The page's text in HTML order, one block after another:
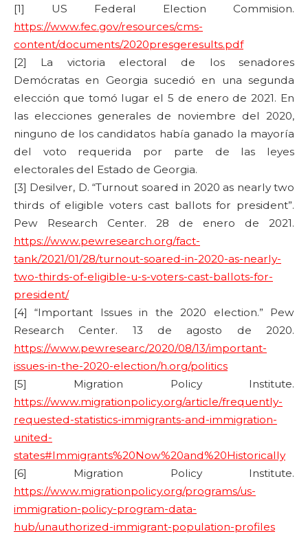
[1] US Federal Election Commision.
https://www.fec.gov/resources/cms-
content/documents/2020presgeresults.pdf
[2] La victoria electoral de los senadores
Demócratas en Georgia sucedió en una segunda
elección que tomó lugar el 5 de enero de 2021. En
las elecciones generales de noviembre del 2020,
ninguno de los candidatos había ganado la mayoría
del voto requerida por parte de las leyes
electorales del Estado de Georgia.
[3] Desilver, D. “Turnout soared in 2020 as nearly two
thirds of eligible voters cast ballots for president”.
Pew Research Center. 28 de enero de 2021.
https://www.pewresearch.org/fact-
tank/2021/01/28/turnout-soared-in-2020-as-nearly-
two-thirds-of-eligible-u-s-voters-cast-ballots-for-
president/
[4] “Important Issues in the 2020 election.” Pew
Research Center. 13 de agosto de 2020.
https://www.pewresearc/2020/08/13/important-
issues-in-the-2020-election/h.org/politics
[5] Migration Policy Institute.
https://www.migrationpolicy.org/article/frequently-
requested-statistics-immigrants-and-immigration-
united-
states#Immigrants%20Now%20and%20Historically
[6] Migration Policy Institute.
https://www.migrationpolicy.org/programs/us-
immigration-policy-program-data-
hub/unauthorized-immigrant-population-profiles